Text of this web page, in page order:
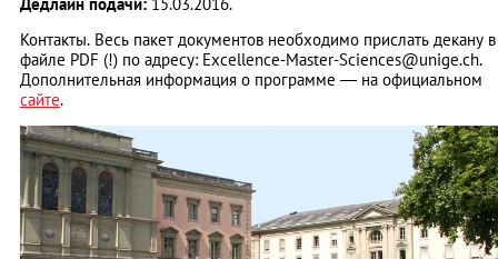
Контакты. Весь пакет документов необходимо прислать декану в
файле PDF (!) по адресу: Excellence-Master-Sciences@unige.ch.
Дополнительная информация о программе — на официальном
сайте.